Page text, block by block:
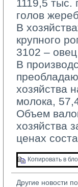
1119,5 тыс.
голов
В
крупного
3102 –
В
хозяйства
молока,
Объем
хозяйства
ценах
Копировать в
Другие новости